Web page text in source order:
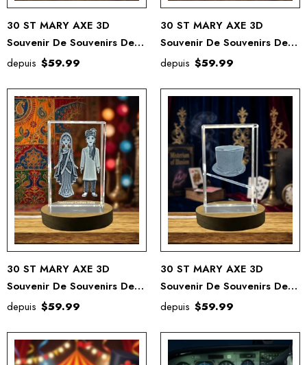
30 ST MARY AXE 3D
Souvenir De Souvenirs De
Cristal Gravé Gravé
depuis $59.99
30 ST MARY AXE 3D
Souvenir De Souvenirs De
Cristal Gravé Gravé
depuis $59.99
30 ST MARY AXE 3D
Souvenir De Souvenirs De
Cristal Gravé Gravé
depuis $59.99
30 ST MARY AXE 3D
Souvenir De Souvenirs De
Cristal Gravé Gravé
depuis $59.99